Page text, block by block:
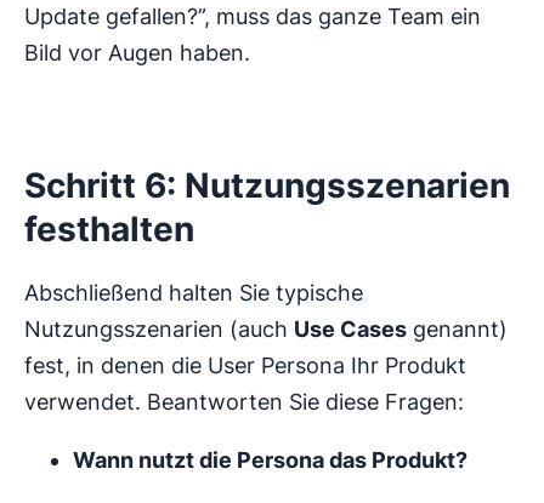
Update gefallen?”, muss das ganze Team ein
Bild vor Augen haben.
Schritt 6: Nutzungsszenarien
festhalten
Abschließend halten Sie typische
Nutzungsszenarien (auch Use Cases genannt)
fest, in denen die User Persona Ihr Produkt
verwendet. Beantworten Sie diese Fragen:
Wann nutzt die Persona das Produkt?